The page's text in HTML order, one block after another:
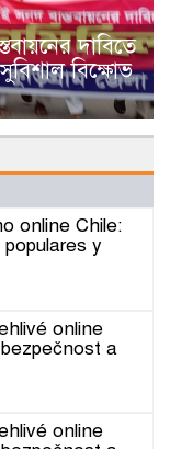
দাবিতে
বিক্ষোভ
online Chile:
y
online
a
online